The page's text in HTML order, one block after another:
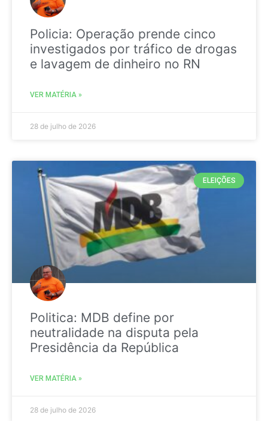
Policia: Operação prende cinco
investigados por tráfico de drogas
e lavagem de dinheiro no RN
VER MATÉRIA »
28 de julho de 2026
ELEIÇÕES
Politica: MDB define por
neutralidade na disputa pela
Presidência da República
VER MATÉRIA »
28 de julho de 2026